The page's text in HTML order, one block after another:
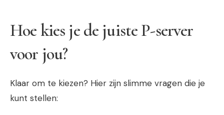
Hoe kies je de juiste P-server
voor jou?
Klaar om te kiezen? Hier zijn slimme vragen die je
kunt stellen: